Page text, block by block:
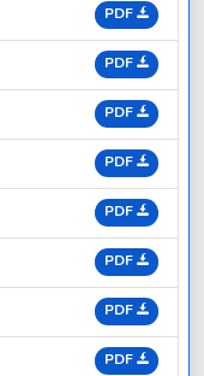
PDF
PDF
PDF
PDF
PDF
PDF
PDF
PDF